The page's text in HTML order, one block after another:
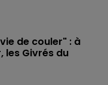
de couler" : à
les Givrés du